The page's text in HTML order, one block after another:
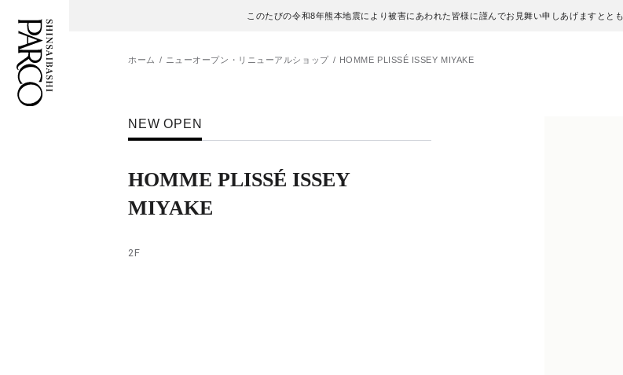
このたびの令和8年熊本地震により被害にあわれた皆様に謹んでお見舞い申しあげますとと
フロアガイド
ENGLISH
ホーム ニューオープン・リニューアルショップ HOMME PLISSÉ ISSEY MIYAKE
NEW OPEN
HOMME PLISSÉ ISSEY
MIYAKE
2F